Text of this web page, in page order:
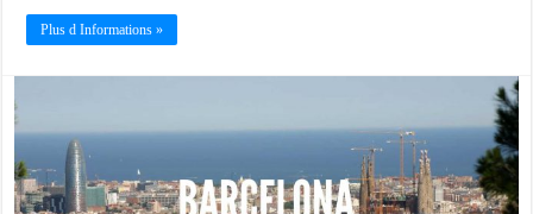
Plus d Informations »